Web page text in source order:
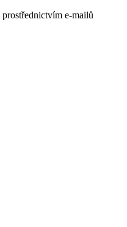
prostřednictvím e-mailů